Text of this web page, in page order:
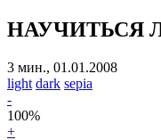
НАУЧИТЬСЯ
3 мин., 01.01.2008
light dark sepia
-
100%
+